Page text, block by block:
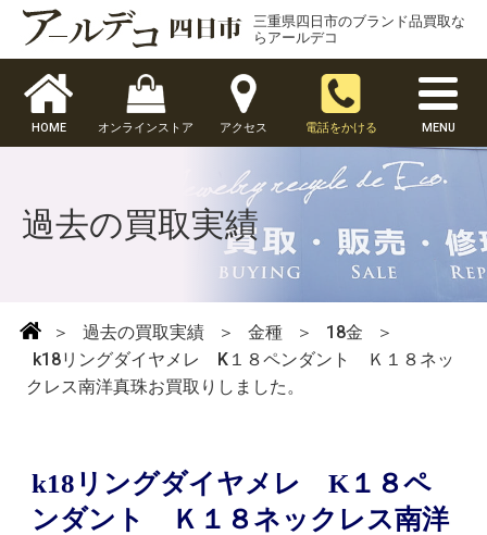
三重県四日市のブランド品買取な
らアールデコ
HOME オンラインストア アクセス 電話をかける MENU
過去の買取実績
＞ 過去の買取実績 ＞ 金種 ＞ 18金
＞
k18リングダイヤメレ K１８ペンダント Ｋ１８ネッ
クレス南洋真珠お買取りしました。
k18リングダイヤメレ K１８ペ
ンダント Ｋ１８ネックレス南洋